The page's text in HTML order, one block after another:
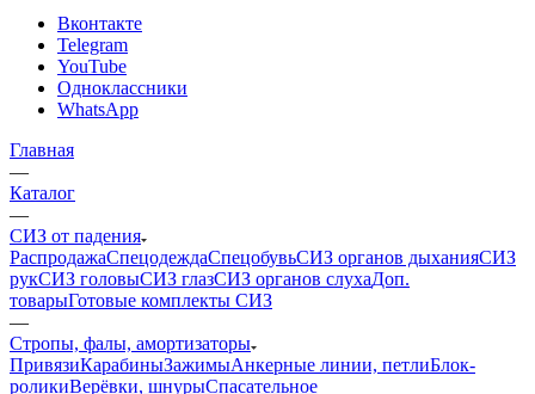
Вконтакте
Telegram
YouTube
Одноклассники
WhatsApp
Главная
—
Каталог
—
СИЗ от падения
РаспродажаСпецодеждаСпецобувьСИЗ органов дыханияСИЗ
рукСИЗ головыСИЗ глазСИЗ органов слухаДоп.
товарыГотовые комплекты СИЗ
—
Стропы, фалы, амортизаторы
ПривязиКарабиныЗажимыАнкерные линии, петлиБлок-
роликиВерёвки, шнурыСпасательное